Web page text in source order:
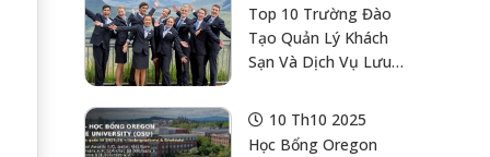
Top 10 Trường Đào
Tạo Quản Lý Khách
Sạn Và Dịch Vụ Lưu
Thống Kê Chi Tiết
10 Th10 2025
Học Bổng Oregon